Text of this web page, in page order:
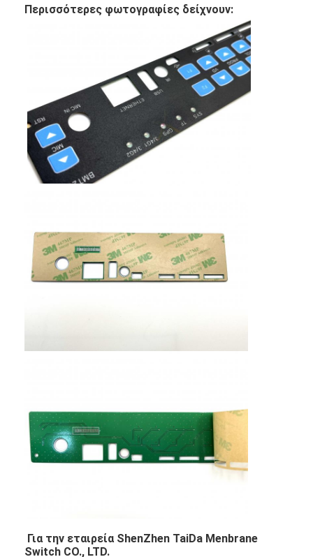
Περισσότερες φωτογραφίες δείχνουν:
Για την εταιρεία ShenZhen TaiDa Menbrane
Switch CO., LTD.